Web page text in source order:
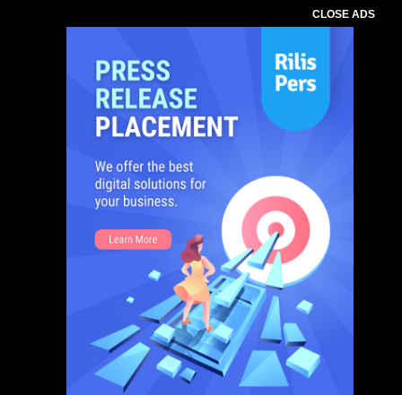
CLOSE ADS